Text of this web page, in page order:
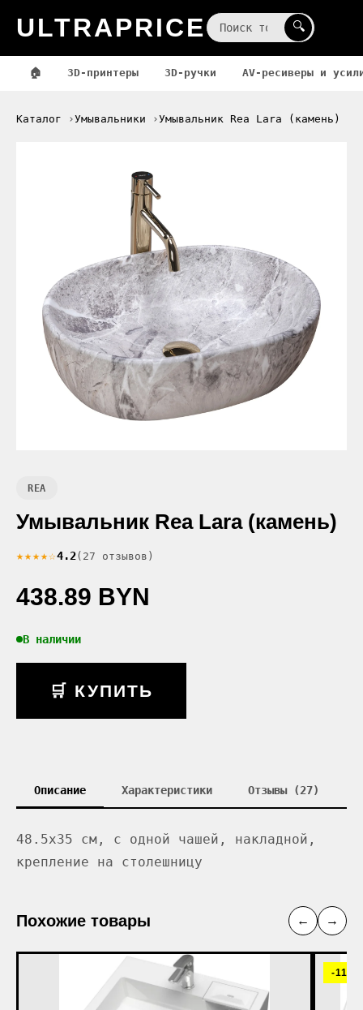
ULTRAPRICE 🔍
🏠 3D-принтеры 3D-ручки AV-ресиверы и
Каталог Умывальники Умывальник Rea Lara (камень)
REA
Умывальник Rea Lara (камень)
★★★★☆4.2(27 отзывов)
438.89 BYN
В наличии
🛒 КУПИТЬ
Описание Характеристики Отзывы (27)
48.5x35 см, с одной чашей, накладной,
крепление на столешницу
Похожие товары ← →
-11%